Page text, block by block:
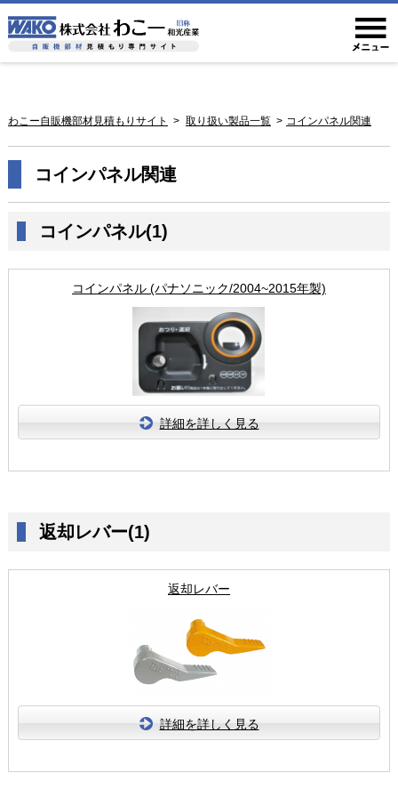
わこー自販機部材見積もりサイト 取り扱い製品一覧 コインパネル関連
コインパネル関連
コインパネル(1)
コインパネル (パナソニック/2004~2015年製)
詳細を詳しく見る
返却レバー(1)
返却レバー
詳細を詳しく見る